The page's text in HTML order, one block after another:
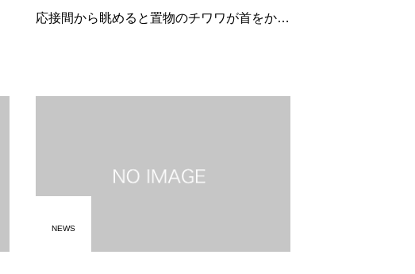
応接間から眺めると置物のチワワが首をかす
ァ～、犬が全部僕を見てる～！」と驚く姿を
NEWS